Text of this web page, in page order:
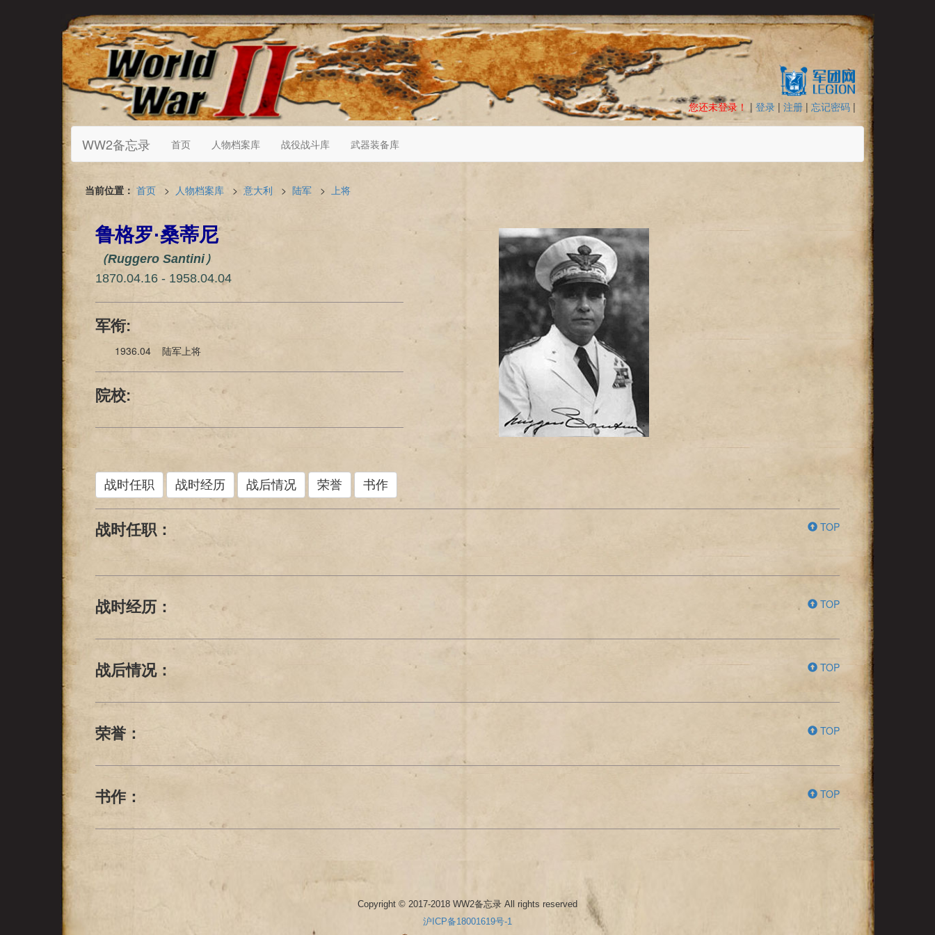
您还未登录！ | 登录 | 注册 | 忘记密码 |
WW2备忘录 首页 人物档案库 战役战斗库 武器装备库
当前位置： 首页 > 人物档案库 > 意大利 > 陆军 > 上将
鲁格罗·桑蒂尼
（Ruggero Santini）
1870.04.16 - 1958.04.04
军衔:
1936.04 陆军上将
院校:
战时任职 战时经历 战后情况 荣誉 书作
战时任职： TOP
战时经历： TOP
战后情况： TOP
荣誉： TOP
书作： TOP
Copyright © 2017-2018 WW2备忘录 All rights reserved
沪ICP备18001619号-1